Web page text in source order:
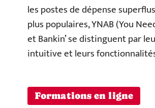
les postes de dépense
plus populaires, YNAB (You
et Bankin’ se distinguent par
intuitive et leurs
Formations en ligne